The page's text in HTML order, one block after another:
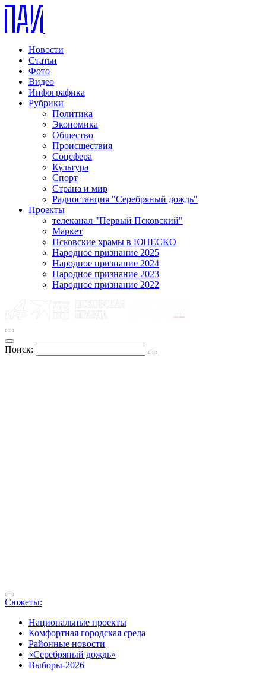
Новости
Статьи
Фото
Видео
Инфографика
Рубрики
Политика
Экономика
Общество
Происшествия
Соцсфера
Культура
Спорт
Страна и мир
Радиостанция "Серебряный дождь"
Проекты
телеканал "Первый Псковский"
Маркет
Псковские храмы в ЮНЕСКО
Народное признание 2025
Народное признание 2024
Народное признание 2023
Народное признание 2022
Поиск:
Сюжеты:
Национальные проекты
Комфортная городская среда
Районные новости
«Серебряный дождь»
Выборы-2026